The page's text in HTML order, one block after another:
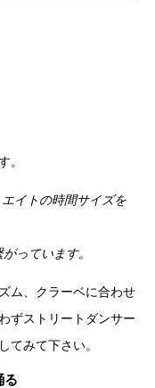
。
イトの時間サイズを
っています。
ム、クラーベに合わせ
ずストリートダンサー
てみて下さい。
る